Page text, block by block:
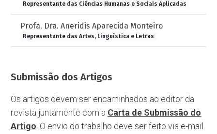
Representante das Ciências Humanas e Sociais Aplicadas
Profa. Dra. Aneridis Aparecida Monteiro
Representante das Artes, Linguística e Letras
Submissão dos Artigos
Os artigos devem ser encaminhados ao editor da
revista juntamente com a Carta de Submissão do
Artigo . O envio do trabalho deve ser feito via e-mail.